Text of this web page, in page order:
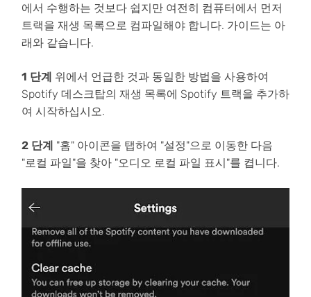
에서 수행하는 것보다 쉽지만 여전히 컴퓨터에서 먼저
트랙을 재생 목록으로 컴파일해야 합니다. 가이드는 아
래와 같습니다.
1 단계 위에서 언급한 것과 동일한 방법을 사용하여
Spotify 데스크탑의 재생 목록에 Spotify 트랙을 추가하
여 시작하십시오.
2 단계 "홈" 아이콘을 탭하여 "설정"으로 이동한 다음
"로컬 파일"을 찾아 "오디오 로컬 파일 표시"를 켭니다.